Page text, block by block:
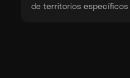
de territorios específicos